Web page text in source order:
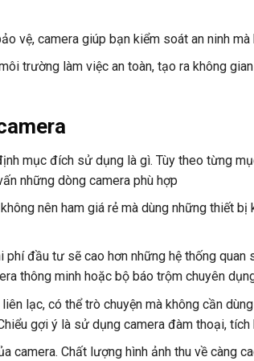
vệ, camera giúp bạn kiểm soát an ninh
trường làm việc an toàn, tạo ra không
mục đích sử dụng là gì. Tùy theo từng
những dòng camera phù hợp
nên ham giá rẻ mà dùng những thiết
đầu tư sẽ cao hơn những hệ thống quan
thông minh hoặc bộ báo trộm chuyên
lạc, có thể trò chuyện mà không cần
gợi ý là sử dụng camera đàm thoại, tích
camera. Chất lượng hình ảnh thu về càng